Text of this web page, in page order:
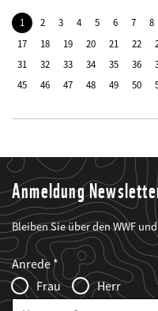
1 2 3 4 5 6 7 8
17
18 19 20 21 22
31
32 33 34 35 36
45
46 47 48 49 50
Anmeldung
Bleiben Sie über den WWF
Web2Case
Infofelder
Fieldset
anrede_name
Anrede
Frau
Herr